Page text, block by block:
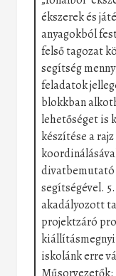
ékszerek és
anyagokból
felső tagozat
segítség
feladatok
blokkban
lehetőséget is
készítése a
divatbemutató
segítségével.
akadályozott
projektzáró
iskolánk erre